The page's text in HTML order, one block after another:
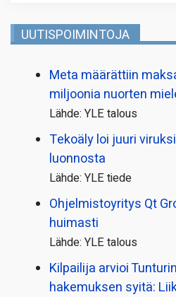
UUTISPOIMINTOJA
Meta määrättiin
miljoonia nuorten
Lähde: YLE talous
Tekoäly loi juuri
luonnosta
Lähde: YLE tiede
Ohjelmistoyritys Qt
huimasti
Lähde: YLE talous
Kilpailija arvioi
hakemuksen syitä: